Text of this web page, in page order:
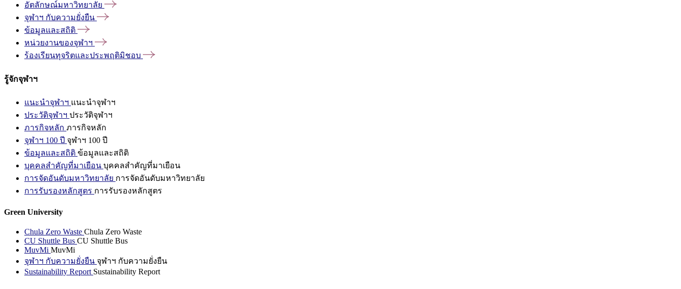
อัตลักษณ์มหาวิทยาลัย
จุฬาฯ กับความยั่งยืน
ข้อมูลและสถิติ
หน่วยงานของจุฬาฯ
ร้องเรียนทุจริตและประพฤติมิชอบ
รู้จักจุฬาฯ
แนะนำจุฬาฯ แนะนำจุฬาฯ
ประวัติจุฬาฯ ประวัติจุฬาฯ
ภารกิจหลัก ภารกิจหลัก
จุฬาฯ 100 ปี จุฬาฯ 100 ปี
ข้อมูลและสถิติ ข้อมูลและสถิติ
บุคคลสำคัญที่มาเยือน บุคคลสำคัญที่มาเยือน
การจัดอันดับมหาวิทยาลัย การจัดอันดับมหาวิทยาลัย
การรับรองหลักสูตร การรับรองหลักสูตร
Green University
Chula Zero Waste Chula Zero Waste
CU Shuttle Bus CU Shuttle Bus
MuvMi MuvMi
จุฬาฯ กับความยั่งยืน จุฬาฯ กับความยั่งยืน
Sustainability Report Sustainability Report